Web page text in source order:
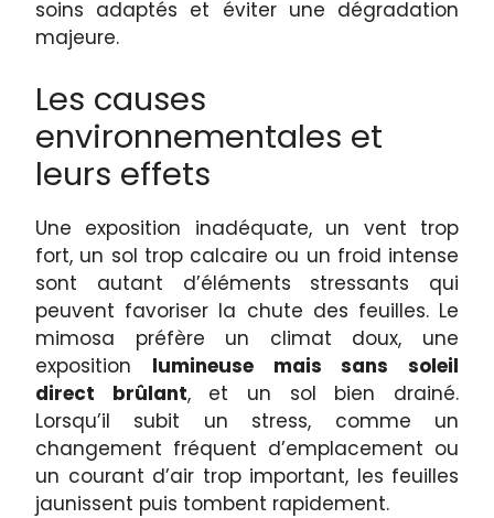
soins adaptés et éviter une dégradation
majeure.
Les causes
environnementales et
leurs effets
Une exposition inadéquate, un vent trop
fort, un sol trop calcaire ou un froid intense
sont autant d’éléments stressants qui
peuvent favoriser la chute des feuilles. Le
mimosa préfère un climat doux, une
exposition lumineuse mais sans soleil
direct brûlant, et un sol bien drainé.
Lorsqu’il subit un stress, comme un
changement fréquent d’emplacement ou
un courant d’air trop important, les feuilles
jaunissent puis tombent rapidement.